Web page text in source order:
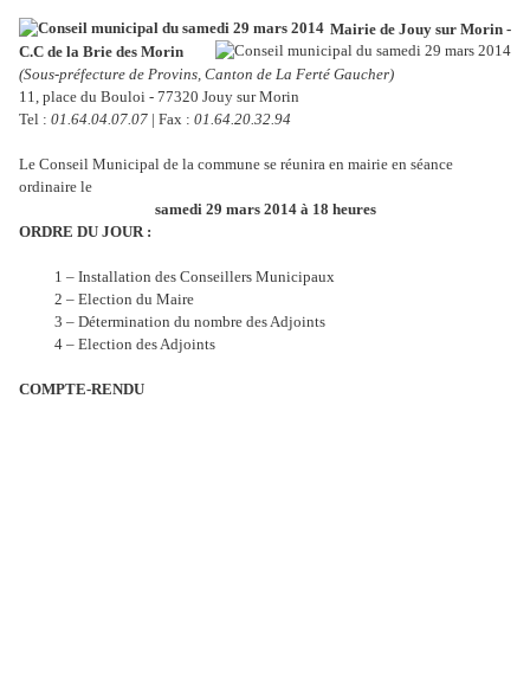
Mairie de Jouy sur Morin -
C.C de la Brie des Morin
(Sous-préfecture de Provins, Canton de La Ferté Gaucher)
11, place du Bouloi - 77320 Jouy sur Morin
Tel : 01.64.04.07.07 | Fax : 01.64.20.32.94
Le Conseil Municipal de la commune se réunira en mairie en séance
ordinaire le
samedi 29 mars 2014 à 18 heures
ORDRE DU JOUR :
1 – Installation des Conseillers Municipaux
2 – Election du Maire
3 – Détermination du nombre des Adjoints
4 – Election des Adjoints
COMPTE-RENDU